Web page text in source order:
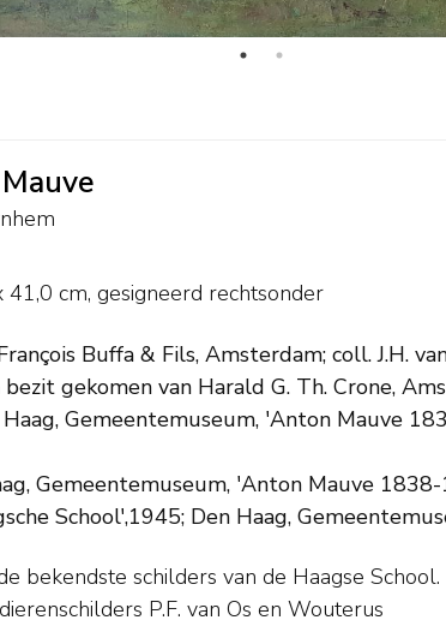
41,0 cm, gesigneerd rechtsonder
Buffa & Fils, Amsterdam; coll. J.H.
gekomen van Harald G. Th. Crone,
Gemeentemuseum, 'Anton Mauve
Gemeentemuseum, 'Anton Mauve
School',1945; Den Haag,
bekendste schilders van de Haagse School.
P.F. van Os en Wouterus
met wollige schaapskuddes vervloeiend
Een van zijn meest geliefde plekjes